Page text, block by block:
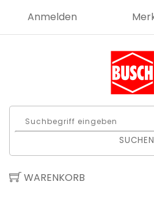
Anmelden
SUCHEN
WARENKORB